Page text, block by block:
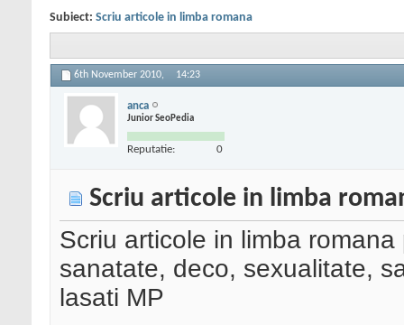
Subiect: Scriu articole in limba romana
6th November 2010, 14:23
anca
Junior SeoPedia
Reputatie: 0
Scriu articole in limba
Scriu articole in limba
sanatate, deco, sexualitate,
lasati MP